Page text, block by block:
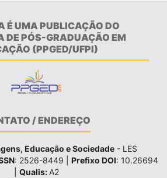
É UMA PUBLICAÇÃO DO
DE PÓS-GRADUAÇÃO EM
(PPGED/UFPI)
/ ENDEREÇO
Educação e Sociedade - LES
: 2526-8449 | Prefixo DOI: 10.26694
Qualis: A2